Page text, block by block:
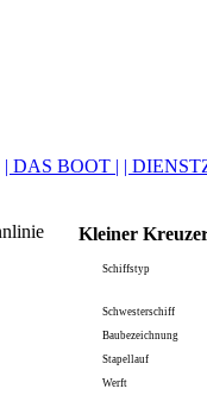
| DAS BOOT | |
Kleiner
Schiffstyp
Schwesterschiff
Baubezeichnung
Stapellauf
Werft